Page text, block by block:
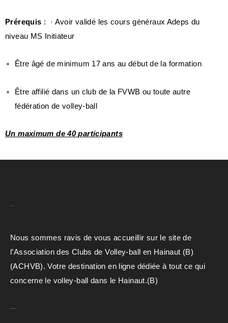
Prérequis : · Avoir validé les cours généraux Adeps du
niveau MS Initiateur
Être âgé de minimum 17 ans au début de la formation
Être affilié dans un club de la FVWB ou toute autre
fédération de volley-ball
Un maximum de 40 participants
Nous sommes ravis de vous accueillir sur le site de
l’Association des Clubs de Volley-ball en Hainaut (B)
(ACHVB). Votre destination en ligne dédiée à tout ce qui
concerne le volley-ball dans le Hainaut.(B)